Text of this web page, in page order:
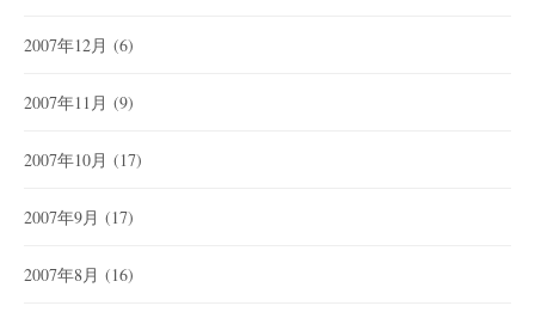
2007年12月 (6)
2007年11月 (9)
2007年10月 (17)
2007年9月 (17)
2007年8月 (16)